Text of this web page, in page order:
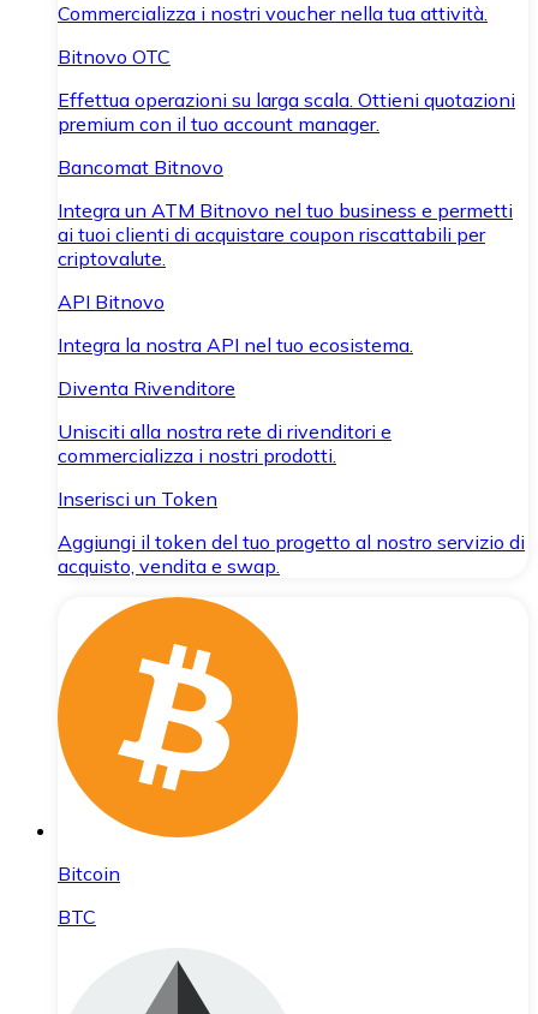
Commercializza i nostri voucher nella tua attività.
Bitnovo OTC
Effettua operazioni su larga scala. Ottieni quotazioni
premium con il tuo account manager.
Bancomat Bitnovo
Integra un ATM Bitnovo nel tuo business e permetti
ai tuoi clienti di acquistare coupon riscattabili per
criptovalute.
API Bitnovo
Integra la nostra API nel tuo ecosistema.
Diventa Rivenditore
Unisciti alla nostra rete di rivenditori e
commercializza i nostri prodotti.
Inserisci un Token
Aggiungi il token del tuo progetto al nostro servizio di
acquisto, vendita e swap.
Bitcoin
BTC